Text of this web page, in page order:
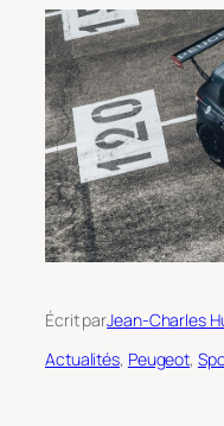
Écrit parJean-Charles
Actualités, Peugeot,